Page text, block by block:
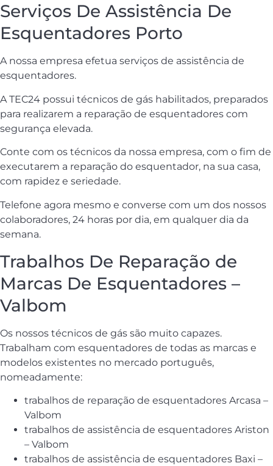
Serviços De Assistência De
Esquentadores Porto
A nossa empresa efetua serviços de assistência de
esquentadores.
A TEC24 possui técnicos de gás habilitados, preparados
para realizarem a reparação de esquentadores com
segurança elevada.
Conte com os técnicos da nossa empresa, com o fim de
executarem a reparação do esquentador, na sua casa,
com rapidez e seriedade.
Telefone agora mesmo e converse com um dos nossos
colaboradores, 24 horas por dia, em qualquer dia da
semana.
Trabalhos De Reparação de
Marcas De Esquentadores –
Valbom
Os nossos técnicos de gás são muito capazes.
Trabalham com esquentadores de todas as marcas e
modelos existentes no mercado português,
nomeadamente:
trabalhos de reparação de esquentadores Arcasa –
Valbom
trabalhos de assistência de esquentadores Ariston
– Valbom
trabalhos de assistência de esquentadores Baxi –